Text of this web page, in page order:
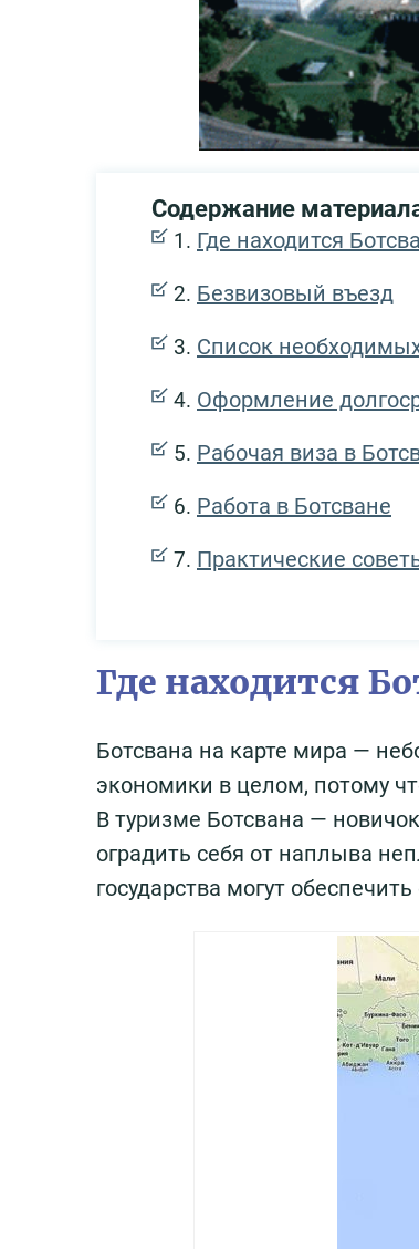
Содержание
Где находится
Безвизовый въезд
Список
Оформление
Рабочая виза в
Работа в Ботсване
Практические
Где находится
Ботсвана на карте мира —
экономики в целом, потому
В туризме Ботсвана —
оградить себя от наплыва
государства могут